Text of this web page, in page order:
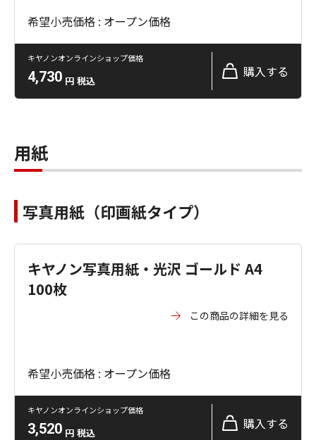
希望小売価格 : オープン価格
キヤノンオンラインショップ価格
4,730 円 税込
購入する
用紙
写真用紙（印画紙タイプ）
キヤノン写真用紙・光沢 ゴールド A4
100枚
この商品の詳細を見る
希望小売価格 : オープン価格
キヤノンオンラインショップ価格
3,520 円 税込
購入する